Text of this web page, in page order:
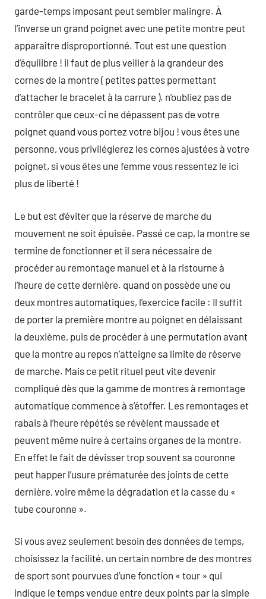
garde-temps imposant peut sembler malingre. À
l’inverse un grand poignet avec une petite montre peut
apparaître disproportionné. Tout est une question
d’équilibre ! il faut de plus veiller à la grandeur des
cornes de la montre ( petites pattes permettant
d’attacher le bracelet à la carrure ). n’oubliez pas de
contrôler que ceux-ci ne dépassent pas de votre
poignet quand vous portez votre bijou ! vous êtes une
personne, vous privilégierez les cornes ajustées à votre
poignet, si vous êtes une femme vous ressentez le ici
plus de liberté !
Le but est d’éviter que la réserve de marche du
mouvement ne soit épuisée. Passé ce cap, la montre se
termine de fonctionner et il sera nécessaire de
procéder au remontage manuel et à la ristourne à
l’heure de cette dernière. quand on possède une ou
deux montres automatiques, l’exercice facile : Il suffit
de porter la première montre au poignet en délaissant
la deuxième, puis de procéder à une permutation avant
que la montre au repos n’atteigne sa limite de réserve
de marche. Mais ce petit rituel peut vite devenir
compliqué dès que la gamme de montres à remontage
automatique commence à s’étoffer. Les remontages et
rabais à l’heure répétés se révèlent maussade et
peuvent même nuire à certains organes de la montre.
En effet le fait de dévisser trop souvent sa couronne
peut happer l’usure prématurée des joints de cette
dernière, voire même la dégradation et la casse du «
tube couronne ».
Si vous avez seulement besoin des données de temps,
choisissez la facilité. un certain nombre de des montres
de sport sont pourvues d’une fonction « tour » qui
indique le temps vendue entre deux points par la simple